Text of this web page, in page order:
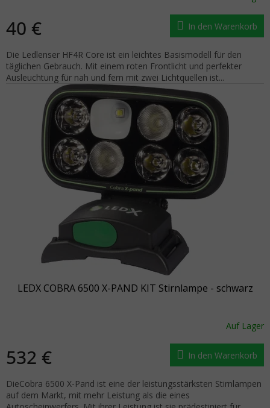
40 € In den Warenkorb
Die Ledlenser HF4R Core ist ein leichtes Basismodell für den
täglichen Gebrauch. Mit einem roten Frontlicht und perfekter
Ausleuchtung für nah und fern mit zwei Lichtquellen ist...
LEDX COBRA 6500 X-PAND KIT Stirnlampe - schwarz
Auf Lager
532 € In den Warenkorb
DieCobra 6500 X-Pand ist eine der leistungsstärksten Stirnlampen
auf dem Markt, mit mehr Leistung als die eines